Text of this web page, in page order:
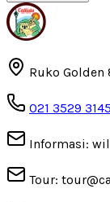
Ruko Golden
021 3529 3145
Informasi:
Tour: